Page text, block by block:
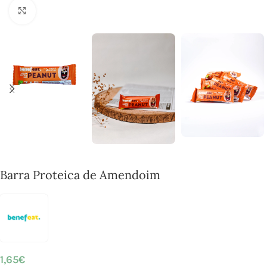
Barra Proteica de Amendoim
1,65€